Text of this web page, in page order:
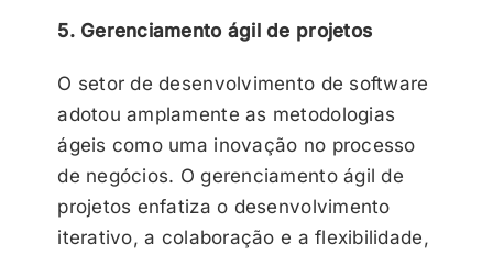
5. Gerenciamento ágil de projetos
O setor de desenvolvimento de software
adotou amplamente as metodologias
ágeis como uma inovação no processo
de negócios. O gerenciamento ágil de
projetos enfatiza o desenvolvimento
iterativo, a colaboração e a flexibilidade,